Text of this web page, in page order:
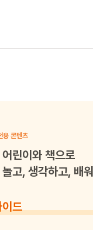
용 콘텐츠
어린이와 책으로
고, 생각하고, 배
드